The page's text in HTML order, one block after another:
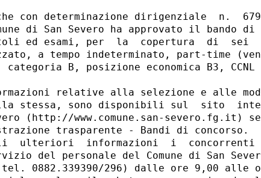
con determinazione dirigenziale  n.
di San Severo ha approvato il bando di
ed esami, per  la  copertura  di  sei
a tempo indeterminato, part-time
B, posizione economica B3,
relative alla selezione e alle
stessa, sono disponibili sul  sito
(http://www.comune.san-severo.fg.it)
trasparente - Bandi di concorso.
ulteriori  informazioni  i  concorrenti
del personale del Comune di San
0882.339390/296) dalle ore 9,00 alle